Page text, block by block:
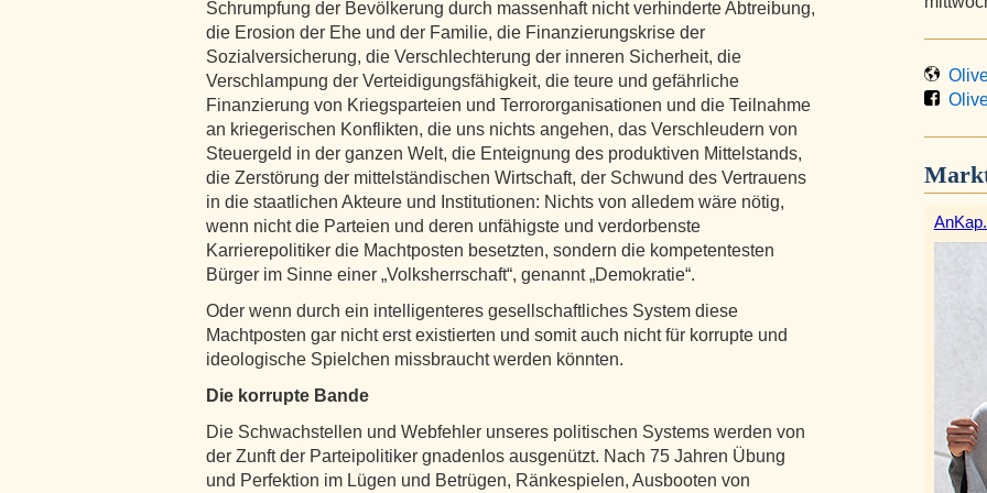
Schrumpfung der Bevölkerung durch massenhaft nicht verhinderte Abtreibung,
die Erosion der Ehe und der Familie, die Finanzierungskrise der
Sozialversicherung, die Verschlechterung der inneren Sicherheit, die
Verschlampung der Verteidigungsfähigkeit, die teure und gefährliche
Finanzierung von Kriegsparteien und Terrororganisationen und die Teilnahme
an kriegerischen Konflikten, die uns nichts angehen, das Verschleudern von
Steuergeld in der ganzen Welt, die Enteignung des produktiven Mittelstands,
die Zerstörung der mittelständischen Wirtschaft, der Schwund des Vertrauens
in die staatlichen Akteure und Institutionen: Nichts von alledem wäre nötig,
wenn nicht die Parteien und deren unfähigste und verdorbenste
Karrierepolitiker die Machtposten besetzten, sondern die kompetentesten
Bürger im Sinne einer „Volksherrschaft“, genannt „Demokratie“.
Oder wenn durch ein intelligenteres gesellschaftliches System diese
Machtposten gar nicht erst existierten und somit auch nicht für korrupte und
ideologische Spielchen missbraucht werden könnten.
Die korrupte Bande
Die Schwachstellen und Webfehler unseres politischen Systems werden von
der Zunft der Parteipolitiker gnadenlos ausgenützt. Nach 75 Jahren Übung
und Perfektion im Lügen und Betrügen, Ränkespielen, Ausbooten von